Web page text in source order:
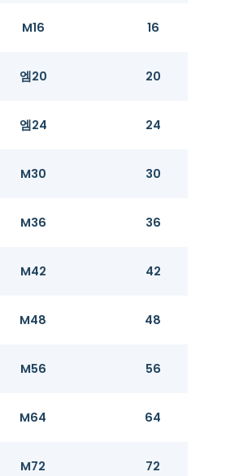
M16 16
엠20 20
엠24 24
M30 30
M36 36
M42 42
M48 48
M56 56
M64 64
M72 72